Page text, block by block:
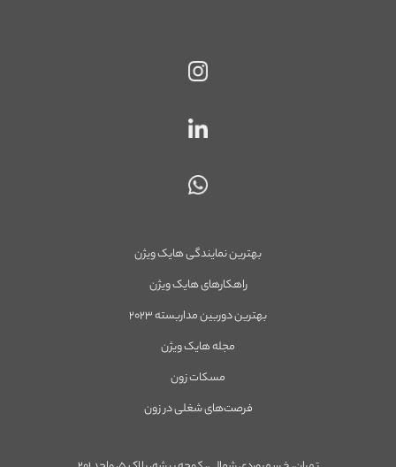
بهترین نمایندگی هایک ویژن
راهکارهای هایک ویژن
بهترین دوربین مداربسته ۲۰۲۳
مجله هایک ویژن
مسکات زون
فرصت‌های شغلی در زون